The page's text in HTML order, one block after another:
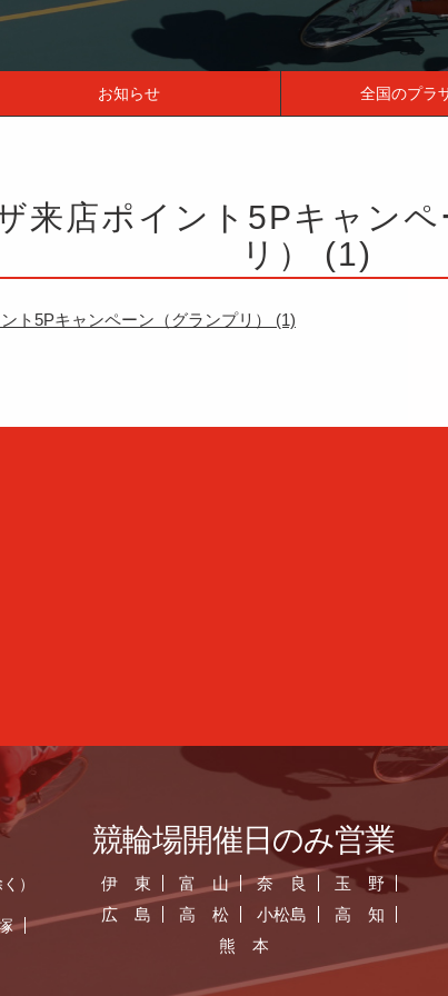
お知らせ 全国のプラ
来店ポイント5Pキャン
リ） (1)
ト5Pキャンペーン（グランプリ） (1)
）
競輪場開催日のみ営業
伊 東 富 山 奈 良
玉 野
広 島
高 松 小松島
高 知
熊 本